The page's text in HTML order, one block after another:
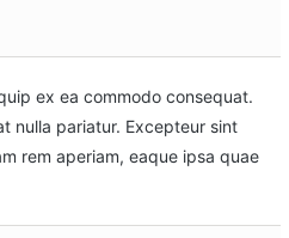
ex ea commodo consequat.
nulla pariatur. Excepteur sint
rem aperiam, eaque ipsa quae